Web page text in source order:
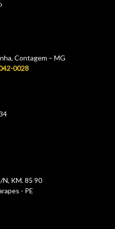
Contagem – MG
0028
N, KM. 85 90
- PE